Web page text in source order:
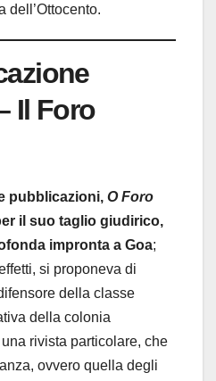
dell’Ottocento.
Il Foro
pubblicazioni, O Foro
il suo taglio giudirico,
impronta a Goa;
si proponeva di
della classe
della colonia
rivista particolare, che
ovvero quella degli